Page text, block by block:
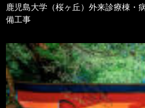
鹿児島大学（桜ヶ丘）外来診療棟・
備工事